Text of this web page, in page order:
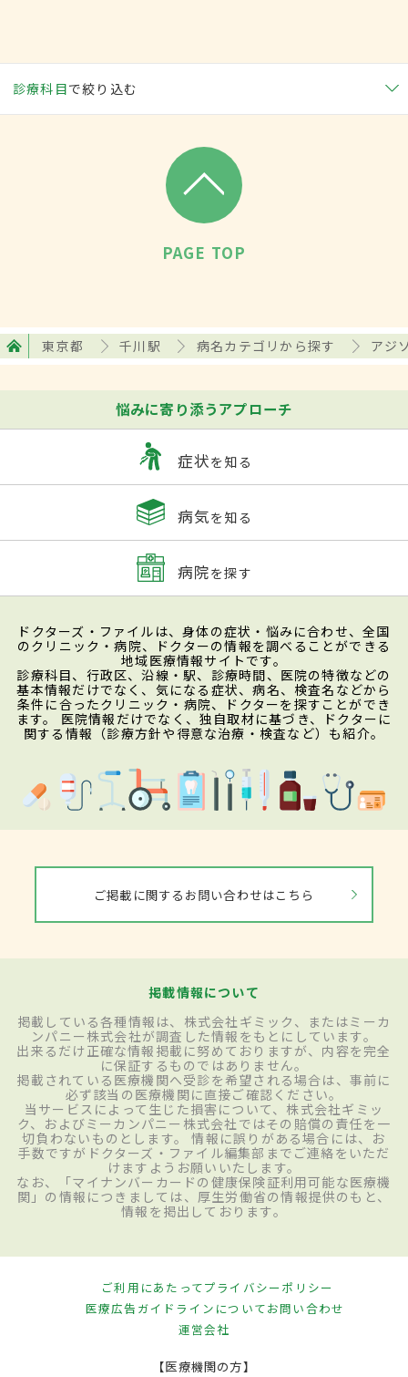
診療科目で絞り込む
PAGE TOP
東京都 千川駅 病名カテゴリから探す アジ
悩みに寄り添うアプローチ
症状を知る
病気を知る
病院を探す
ドクターズ・ファイルは、身体の症状・悩みに合わせ、全国
のクリニック・病院、ドクターの情報を調べることができる
地域医療情報サイトです。
診療科目、行政区、沿線・駅、診療時間、医院の特徴などの
基本情報だけでなく、気になる症状、病名、検査名などから
条件に合ったクリニック・病院、ドクターを探すことができ
ます。 医院情報だけでなく、独自取材に基づき、ドクターに
関する情報（診療方針や得意な治療・検査など）も紹介。
ご掲載に関するお問い合わせはこちら
掲載情報について
掲載している各種情報は、株式会社ギミック、またはミーカ
ンパニー株式会社が調査した情報をもとにしています。
出来るだけ正確な情報掲載に努めておりますが、内容を完全
に保証するものではありません。
掲載されている医療機関へ受診を希望される場合は、事前に
必ず該当の医療機関に直接ご確認ください。
当サービスによって生じた損害について、株式会社ギミッ
ク、およびミーカンパニー株式会社ではその賠償の責任を一
切負わないものとします。 情報に誤りがある場合には、お
手数ですがドクターズ・ファイル編集部までご連絡をいただ
けますようお願いいたします。
なお、「マイナンバーカードの健康保険証利用可能な医療機
関」の情報につきましては、厚生労働省の情報提供のもと、
情報を掲出しております。
ご利用にあたってプライバシーポリシー
医療広告ガイドラインについてお問い合わせ
運営会社
【医療機関の方】